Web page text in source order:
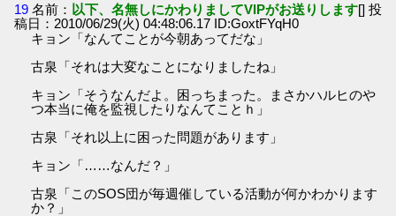
19 名前： 以下、名無しにかわりましてVIPがお送りします[] 投
稿日：2010/06/29(火) 04:48:06.17 ID:GoxtFYqH0
キョン「なんてことが今朝あってだな」
古泉「それは大変なことになりましたね」
キョン「そうなんだよ。困っちまった。まさかハルヒのや
つ本当に俺を監視したりなんてことｈ」
古泉「それ以上に困った問題があります」
キョン「……なんだ？」
古泉「このSOS団が毎週催している活動が何かわかります
か？」